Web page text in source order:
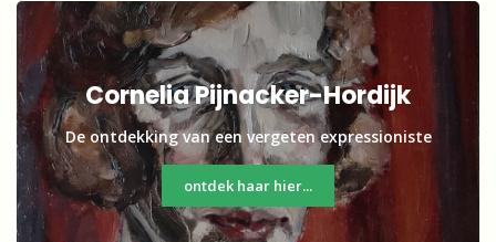
Cornelia Pijnacker-Hordijk
De ontdekking van een vergeten expressioniste
ontdek haar hier...